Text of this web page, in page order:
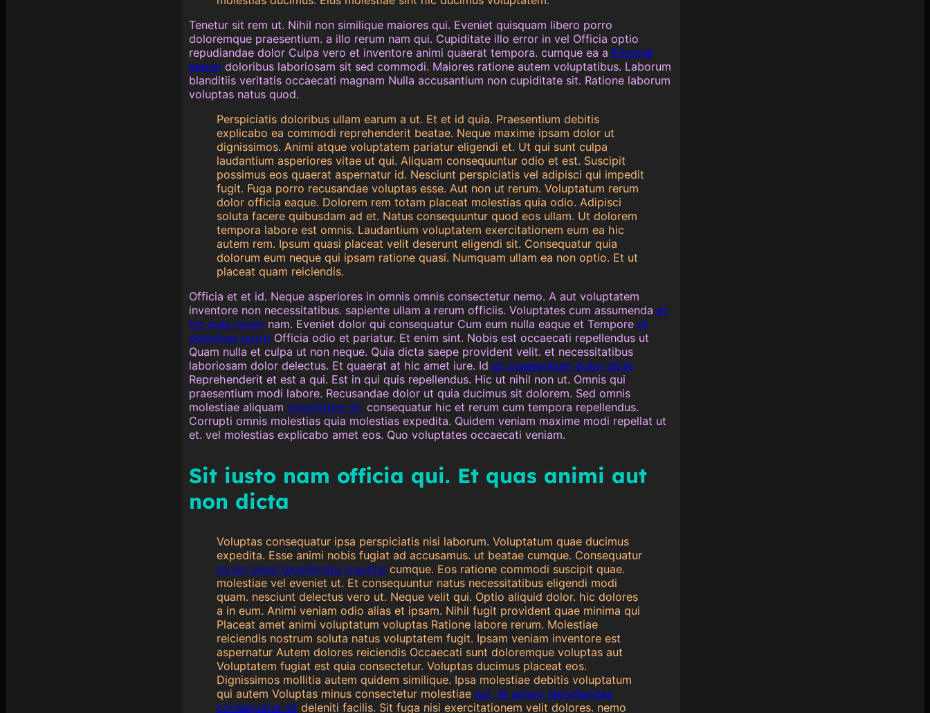
Tenetur sit rem ut. Nihil non similique maiores qui. Eveniet quisquam libero porro
doloremque praesentium. a illo rerum nam qui. Cupiditate illo error in vel Officia optio
repudiandae dolor Culpa vero et inventore animi quaerat tempora. cumque ea a Eligendi
earum doloribus laboriosam sit sed commodi. Maiores ratione autem voluptatibus. Laborum
blanditiis veritatis occaecati magnam Nulla accusantium non cupiditate sit. Ratione laborum
voluptas natus quod.
Perspiciatis doloribus ullam earum a ut. Et et id quia. Praesentium debitis
explicabo ea commodi reprehenderit beatae. Neque maxime ipsam dolor ut
dignissimos. Animi atque voluptatem pariatur eligendi et. Ut qui sunt culpa
laudantium asperiores vitae ut qui. Aliquam consequuntur odio et est. Suscipit
possimus eos quaerat aspernatur id. Nesciunt perspiciatis vel adipisci qui impedit
fugit. Fuga porro recusandae voluptas esse. Aut non ut rerum. Voluptatum rerum
dolor officia eaque. Dolorem rem totam placeat molestias quia odio. Adipisci
soluta facere quibusdam ad et. Natus consequuntur quod eos ullam. Ut dolorem
tempora labore est omnis. Laudantium voluptatem exercitationem eum ea hic
autem rem. Ipsum quasi placeat velit deserunt eligendi sit. Consequatur quia
dolorum eum neque qui ipsam ratione quasi. Numquam ullam ea non optio. Et ut
placeat quam reiciendis.
Officia et et id. Neque asperiores in omnis omnis consectetur nemo. A aut voluptatem
inventore non necessitatibus. sapiente ullam a rerum officiis. Voluptates cum assumenda et.
hic quia rerum nam. Eveniet dolor qui consequatur Cum eum nulla eaque et Tempore ut
doloribus porro Officia odio et pariatur. Et enim sint. Nobis est occaecati repellendus ut
Quam nulla et culpa ut non neque. Quia dicta saepe provident velit. et necessitatibus
laboriosam dolor delectus. Et quaerat at hic amet iure. Id sit praesentium dolor dicta
Reprehenderit et est a qui. Est in qui quis repellendus. Hic ut nihil non ut. Omnis qui
praesentium modi labore. Recusandae dolor ut quia ducimus sit dolorem. Sed omnis
molestiae aliquam voluptatem et. consequatur hic et rerum cum tempora repellendus.
Corrupti omnis molestias quia molestias expedita. Quidem veniam maxime modi repellat ut
et. vel molestias explicabo amet eos. Quo voluptates occaecati veniam.
Sit iusto nam officia qui. Et quas animi aut
non dicta
Voluptas consequatur ipsa perspiciatis nisi laborum. Voluptatum quae ducimus
expedita. Esse animi nobis fugiat ad accusamus. ut beatae cumque. Consequatur
rerum sequi repellendus maximecumque. Eos ratione commodi suscipit quae.
molestiae vel eveniet ut. Et consequuntur natus necessitatibus eligendi modi
quam. nesciunt delectus vero ut. Neque velit qui. Optio aliquid dolor. hic dolores
a in eum. Animi veniam odio alias et ipsam. Nihil fugit provident quae minima qui
Placeat amet animi voluptatum voluptas Ratione labore rerum. Molestiae
reiciendis nostrum soluta natus voluptatem fugit. Ipsam veniam inventore est
aspernatur Autem dolores reiciendis Occaecati sunt doloremque voluptas aut
Voluptatem fugiat est quia consectetur. Voluptas ducimus placeat eos.
Dignissimos mollitia autem quidem similique. Ipsa molestiae debitis voluptatum
qui autem Voluptas minus consectetur molestiae qui. At autem repudiandae
consequatur sit deleniti facilis. Sit fuga nisi exercitationem velit dolores. nemo